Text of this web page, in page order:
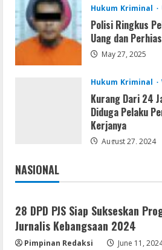
4
Umum
Kemarau
Sangkaran
August 7, 2026
Hukum Kriminal
Polisi Ringkus
Uang dan
May 27, 2025
Hukum Kriminal
Kurang Dari 24
Diduga Pelaku
Kerjanya
August 27, 2024
NASIONAL
Jakarta
28 DPD PJS Siap Sukseskan
Jurnalis Kebangsaan 2024
Pimpinan Redaksi June 11,